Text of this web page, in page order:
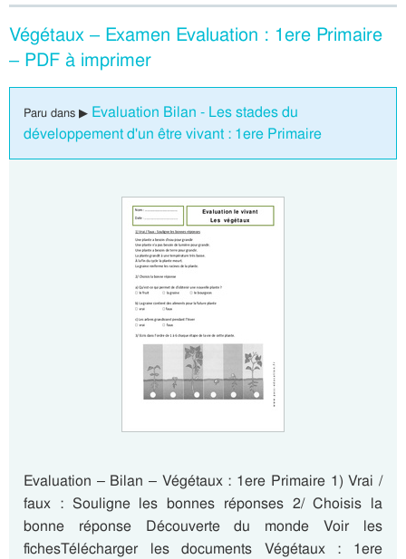
Végétaux – Examen Evaluation : 1ere Primaire
– PDF à imprimer
Paru dans ▶ Evaluation Bilan - Les stades du
développement d'un être vivant : 1ere Primaire
Evaluation – Bilan – Végétaux : 1ere Primaire 1) Vrai /
faux : Souligne les bonnes réponses 2/ Choisis la
bonne réponse Découverte du monde Voir les
fichesTélécharger les documents Végétaux : 1ere